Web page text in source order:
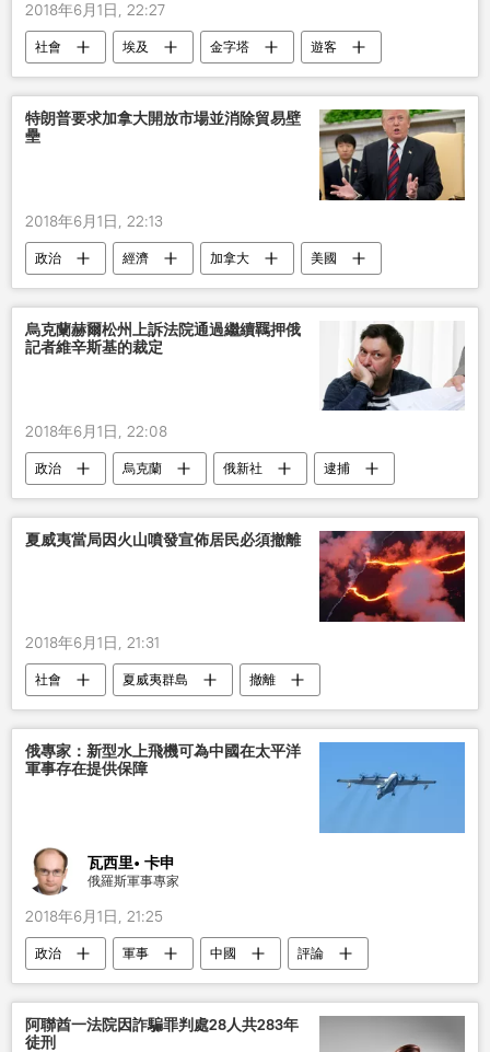
2018年6月1日, 22:27
社會 埃及 金字塔
遊客
文物
特朗普要求加拿大開放市場並消除貿易壁
壘
2018年6月1日, 22:13
政治 經濟 加拿大
美國
特朗普
農業 貿易 關稅
烏克蘭赫爾松州上訴法院通過繼續羈押俄
記者維辛斯基的裁定
2018年6月1日, 22:08
政治 烏克蘭 俄新社
逮捕
“俄新社烏克蘭”網站負責人被拘留
法院
夏威夷當局因火山噴發宣佈居民必須撤離
2018年6月1日, 21:31
社會 夏威夷群島
撤離
火山
俄專家：新型水上飛機可為中國在太平洋
軍事存在提供保障
瓦西里• 卡申
俄羅斯軍事專家
2018年6月1日, 21:25
政治 軍事 中國 評論
阿聯酋一法院因詐騙罪判處28人共283年
徒刑